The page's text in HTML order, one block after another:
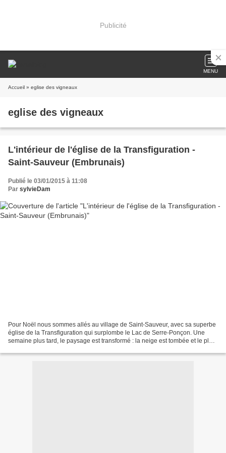
Publicité
MENU
Accueil » eglise des vigneaux
eglise des vigneaux
L'intérieur de l'église de la Transfiguration -
Saint-Sauveur (Embrunais)
Publié le 03/01/2015 à 11:08
Par sylvieDam
Pour Noël nous sommes allés au village de Saint-Sauveur, avec sa superbe
église de la Transfiguration qui surplombe le Lac de Serre-Ponçon. Une
semaine plus tard, le paysage est transformé : la neige est tombée et le plan